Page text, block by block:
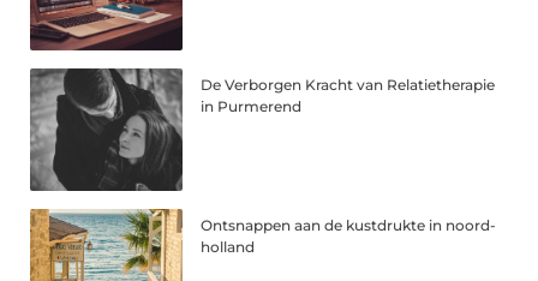
De Verborgen Kracht van Relatietherapie
in Purmerend
Ontsnappen aan de kustdrukte in noord-
holland